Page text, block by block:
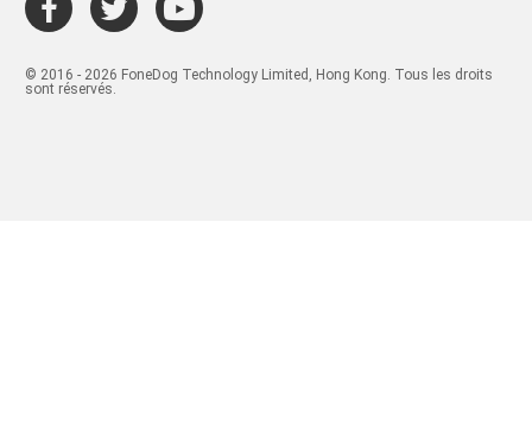
© 2016 - 2026 FoneDog Technology Limited, Hong Kong. Tous les droits
sont réservés.